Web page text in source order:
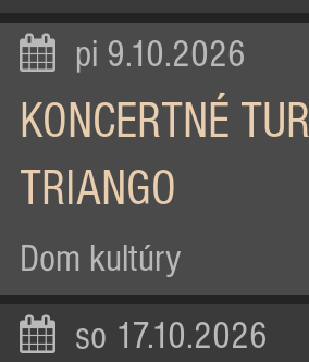
pi 9.10.2026
KONCERTNÉ
TRIANGO
Dom kultúry
so 17.10.2026